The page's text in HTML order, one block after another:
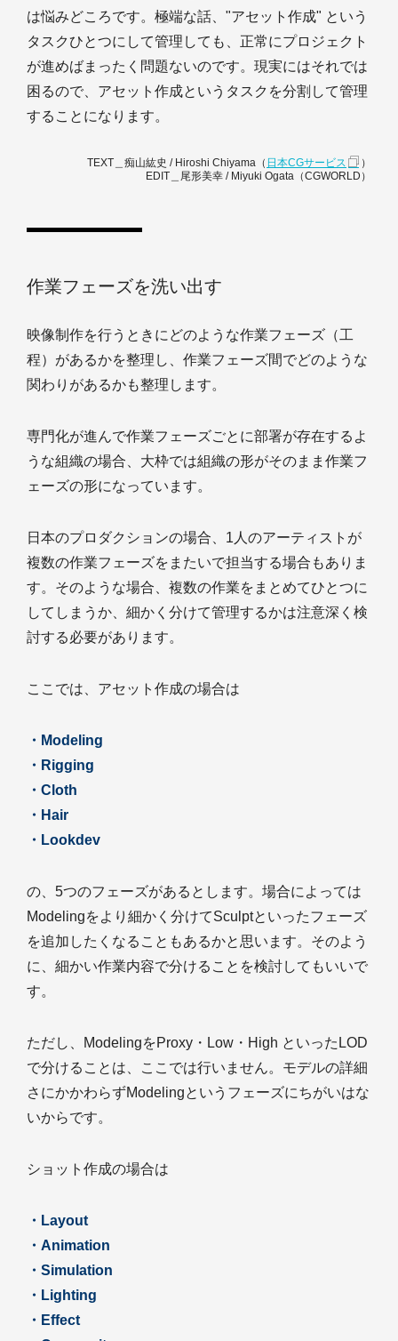
は悩みどころです。極端な話、"アセット作成" という
タスクひとつにして管理しても、正常にプロジェクト
が進めばまったく問題ないのです。現実にはそれでは
困るので、アセット作成というタスクを分割して管理
することになります。
TEXT＿痴山紘史 / Hiroshi Chiyama（ 日本CGサービス
）
EDIT＿尾形美幸 / Miyuki Ogata（CGWORLD）
作業フェーズを洗い出す
映像制作を行うときにどのような作業フェーズ（工
程）があるかを整理し、作業フェーズ間でどのような
関わりがあるかも整理します。
専門化が進んで作業フェーズごとに部署が存在するよ
うな組織の場合、大枠では組織の形がそのまま作業フ
ェーズの形になっています。
日本のプロダクションの場合、1人のアーティストが
複数の作業フェーズをまたいで担当する場合もありま
す。そのような場合、複数の作業をまとめてひとつに
してしまうか、細かく分けて管理するかは注意深く検
討する必要があります。
ここでは、アセット作成の場合は
・Modeling
・Rigging
・Cloth
・Hair
・Lookdev
の、5つのフェーズがあるとします。場合によっては
Modelingをより細かく分けてSculptといったフェーズ
を追加したくなることもあるかと思います。そのよう
に、細かい作業内容で分けることを検討してもいいで
す。
ただし、ModelingをProxy・Low・High といったLOD
で分けることは、ここでは行いません。モデルの詳細
さにかかわらずModelingというフェーズにちがいはな
いからです。
ショット作成の場合は
・Layout
・Animation
・Simulation
・Lighting
・Effect